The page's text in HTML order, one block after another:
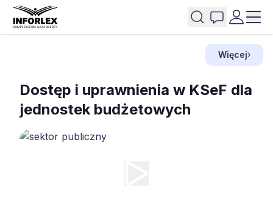
Więcej
Dostęp i uprawnienia w KSeF dla
jednostek budżetowych